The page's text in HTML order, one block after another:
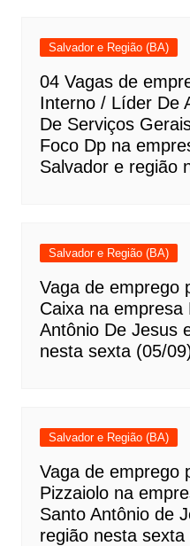
Salvador e Região (BA)
04 Vagas de
Interno / Líder De
De Serviços
Foco Dp na
Salvador e região
Salvador e Região (BA)
Vaga de emprego
Caixa na empresa
Antônio De Jesus
nesta sexta (05/
Salvador e Região (BA)
Vaga de emprego
Pizzaiolo na
Santo Antônio de
região nesta sexta